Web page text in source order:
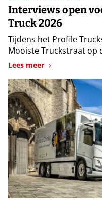
Interviews open
Truck 2026
Tijdens het Profile
Mooiste Truckstraat op
Lees meer